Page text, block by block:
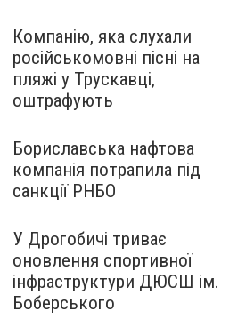
Компанію, яка слухали
російськомовні пісні на
пляжі у Трускавці,
оштрафують
Бориславська нафтова
компанія потрапила під
санкції РНБО
У Дрогобичі триває
оновлення спортивної
інфраструктури ДЮСШ ім.
Боберського